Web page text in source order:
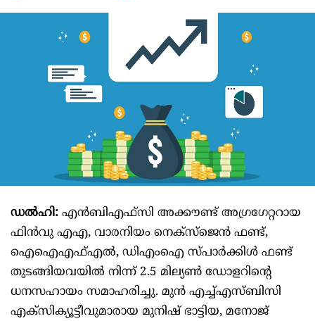
ഡൽഹി: എൻബിഎഫ്സി അക്കൗണ്ട് അഗ്രഗേറ്ററായ
ഫിൻവു എഎ, വാരനിയം നെക്‌സ്‌ജെൻ ഫണ്ട്,
ഐഐഎഫ്‌എൽ, ഡിഎംഐ സ്പാർക്കിൾ ഫണ്ട്
തുടങ്ങിയവയിൽ നിന്ന് 2.5 മില്യൺ ഡോളറിന്റെ
ധനസഹായം സമാഹരിച്ചു. മുൻ എച്ച്എസ്ബിസി
എക്സിക്യൂട്ടീവുമാരായ മുനിഷ് ഭാട്ടിയ, മനോജ്